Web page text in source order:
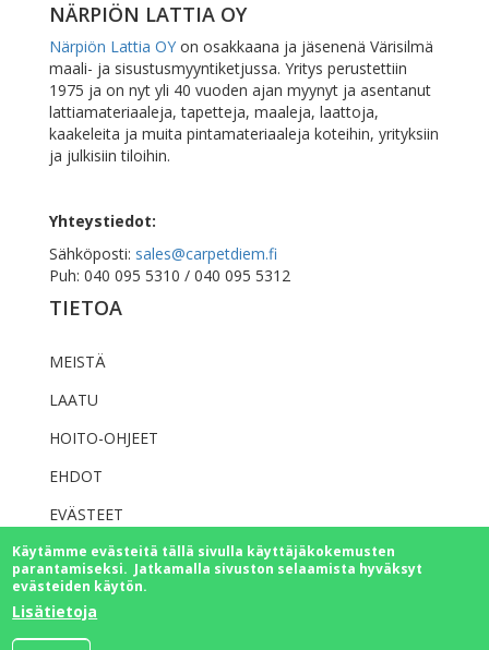
NÄRPIÖN LATTIA OY
Närpiön Lattia OY on osakkaana ja jäsenenä Värisilmä
maali- ja sisustusmyyntiketjussa. Yritys perustettiin
1975 ja on nyt yli 40 vuoden ajan myynyt ja asentanut
lattiamateriaaleja, tapetteja, maaleja, laattoja,
kaakeleita ja muita pintamateriaaleja koteihin, yrityksiin
ja julkisiin tiloihin.
Yhteystiedot:
Sähköposti: sales@carpetdiem.fi
Puh: 040 095 5310 / 040 095 5312
TIETOA
MEISTÄ
LAATU
HOITO-OHJEET
EHDOT
EVÄSTEET
TIETOSUOJAKÄYTÄNTÖ
INSTAGRAM
Käytämme evästeitä tällä sivulla käyttäjäkokemusten
parantamiseksi. Jatkamalla sivuston selaamista hyväksyt
evästeiden käytön.
Lisätietoja